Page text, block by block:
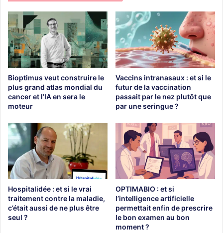
Bioptimus veut construire le
plus grand atlas mondial du
cancer et l’IA en sera le
moteur
Vaccins intranasaux : et si le
futur de la vaccination
passait par le nez plutôt que
par une seringue ?
Hospitalidée : et si le vrai
traitement contre la maladie,
c’était aussi de ne plus être
seul ?
OPTIMABIO : et si
l’intelligence artificielle
permettait enfin de prescrire
le bon examen au bon
moment ?